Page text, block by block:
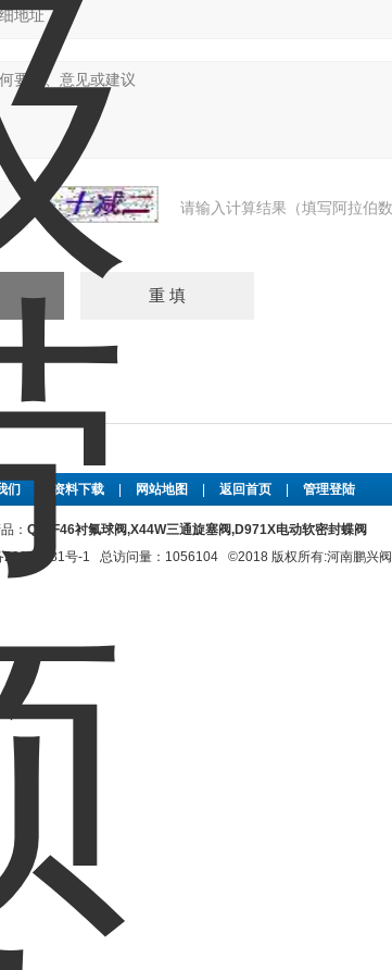
请输入计算结果（填写阿拉伯
们 资料下载 网站地图 返回首页 管理登陆
： Q41F46衬氟球阀,X44W三通旋塞阀,D971X电动软密封蝶阀
20022281号-1 总访问量：1056104 ©2018 版权所有:河南鹏兴